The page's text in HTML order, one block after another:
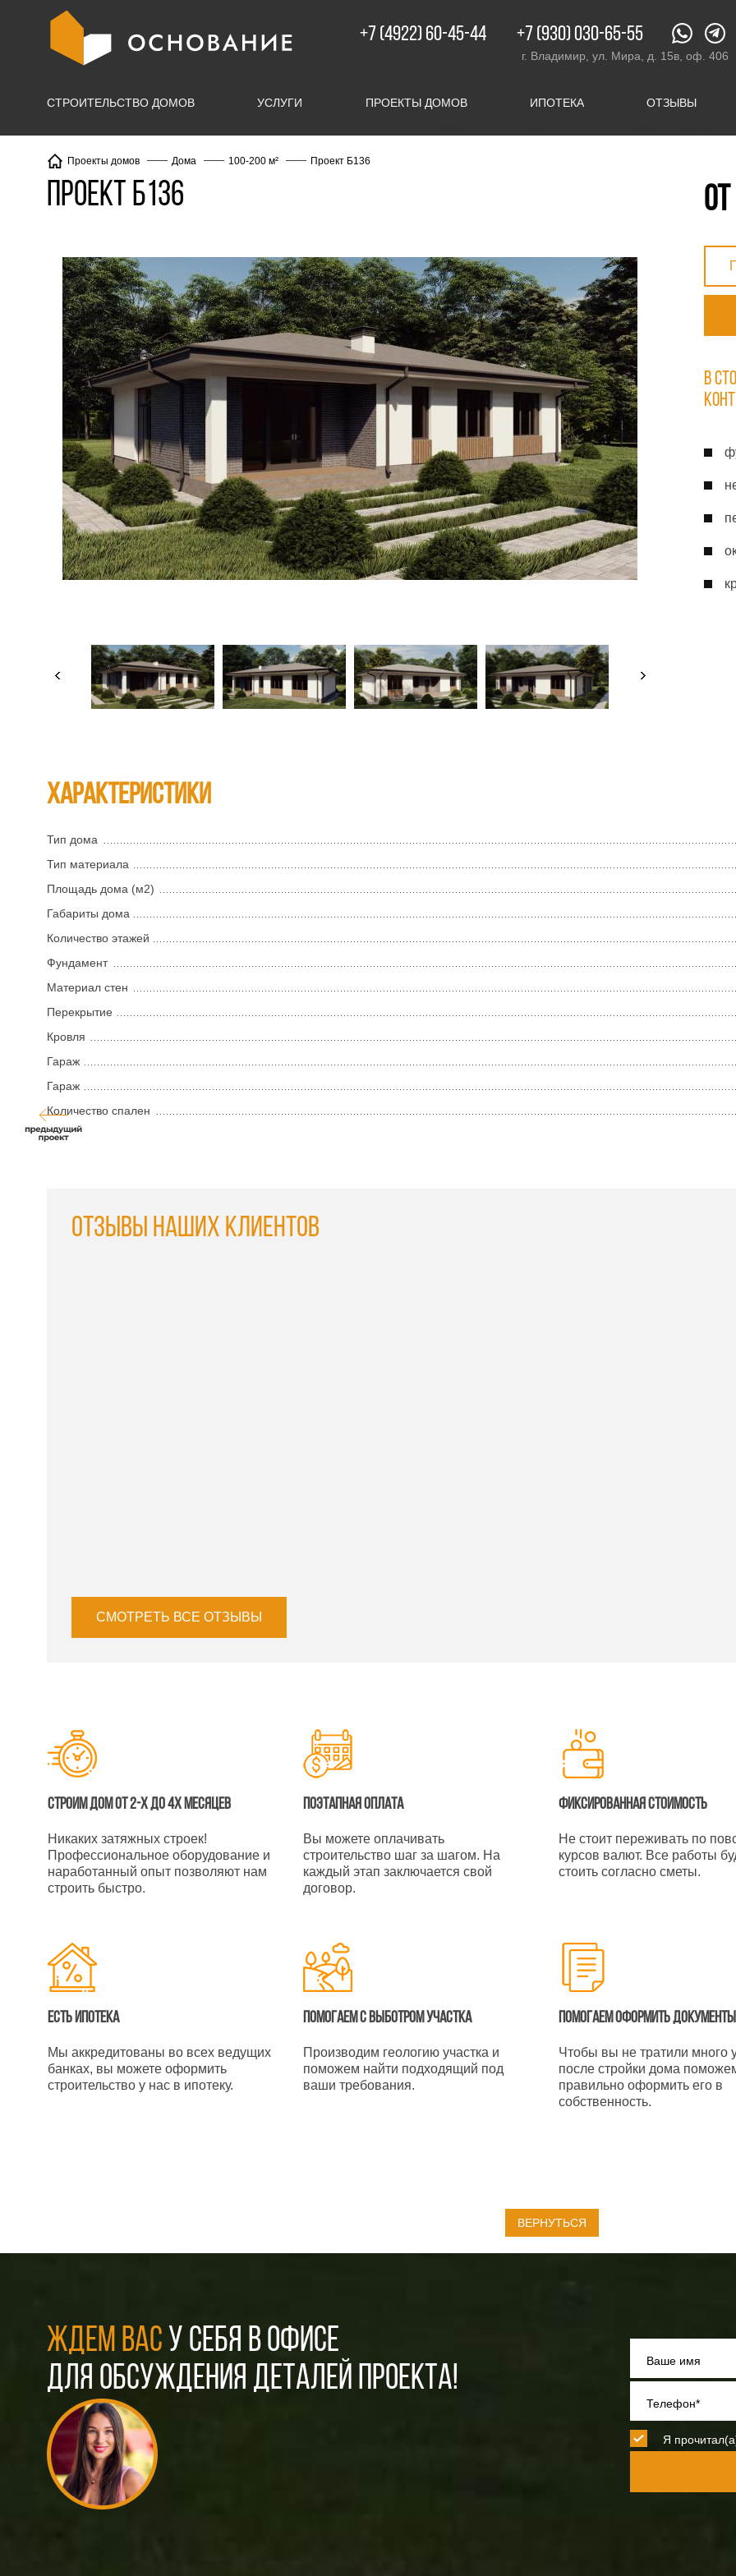
г. Владимир, ул. Мира, д. 15в, оф. 406
+7 (4922) 60-45-44 +7 (930) 030-65-55
г. Владимир, ул. Мира, д. 15в, оф. 406
СТРОИТЕЛЬСТВО ДОМОВ УСЛУГИ ПРОЕКТЫ ДОМОВ ИПОТЕКА ОТЗЫВЫ
Проекты домов Дома 100-200 м² Проект Б136
Проект Б136
В
Характеристики
Тип дома
Тип материала
Площадь дома (м2)
Габариты дома
Количество этажей
Фундамент
Материал стен
Перекрытие
Кровля
Гараж
Гараж
Количество спален
Отзывы наших клиентов
СМОТРЕТЬ ВСЕ ОТЗЫВЫ
Строим дом от 2-х до 4х месяцев
Никаких затяжных строек!
Профессиональное оборудование и
наработанный опыт позволяют нам
строить быстро.
Поэтапная оплата
Вы можете оплачивать
строительство шаг за шагом. На
каждый этап заключается свой
договор.
Фиксированная стоимость
Не стоит переживать по
курсов валют. Все работы
стоить согласно сметы.
Есть ипотека
Мы аккредитованы во всех ведущих
банках, вы можете оформить
строительство у нас в ипотеку.
Помогаем с выботром участка
Производим геологию участка и
поможем найти подходящий под
ваши требования.
Помогаем оформить документы
Чтобы вы не тратили много
после стройки дома
правильно оформить его в
собственность.
ВЕРНУТЬСЯ
ЖДЕМ ВАС У СЕБЯ В ОФИСЕ
ДЛЯ ОБСУЖДЕНИЯ ДЕТАЛЕЙ ПРОЕКТА!
Ваше имя
Телефон*
Я